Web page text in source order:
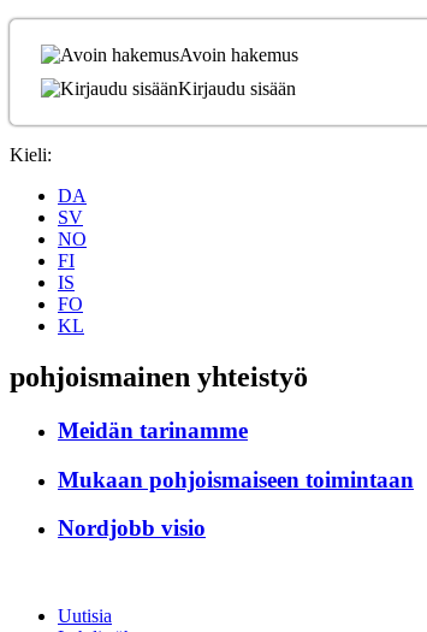
Avoin hakemus
Kirjaudu sisään
Kieli:
DA
SV
NO
FI
IS
FO
KL
pohjoismainen yhteistyö
Meidän tarinamme
Mukaan pohjoismaiseen toimintaan
Nordjobb visio
Uutisia